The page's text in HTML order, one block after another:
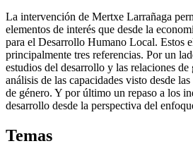
La intervención de Mertxe Larrañaga
elementos de interés que desde la
para el Desarrollo Humano Local. Estos
principalmente tres referencias. Por un
estudios del desarrollo y las relaciones
análisis de las capacidades visto desde
de género. Y por último un repaso a los
desarrollo desde la perspectiva del
Temas